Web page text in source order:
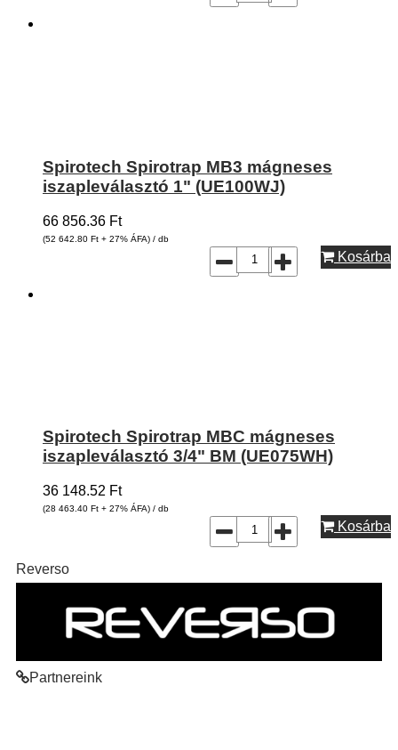
Spirotech Spirotrap MB3 mágneses
iszapleválasztó 1" (UE100WJ)
66 856.36 Ft
(52 642.80 Ft + 27% ÁFA) / db
Kosárba
Spirotech Spirotrap MBC mágneses
iszapleválasztó 3/4" BM (UE075WH)
36 148.52 Ft
(28 463.40 Ft + 27% ÁFA) / db
Kosárba
Reverso
Partnereink